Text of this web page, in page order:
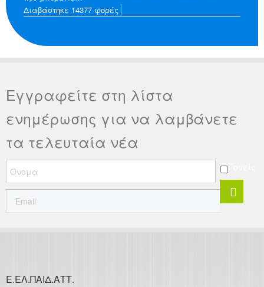
Διαβάστηκε 14377 φορές
Εγγραφείτε στη λίστα
ενημέρωσης για να λαμβάνετε
τα τελευταία νέα
Γονείς
Ε.ΕΛ.ΠΑΙΔ.ΑΤΤ.